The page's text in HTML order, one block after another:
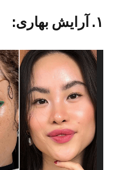
۱. آرایش بهاری: